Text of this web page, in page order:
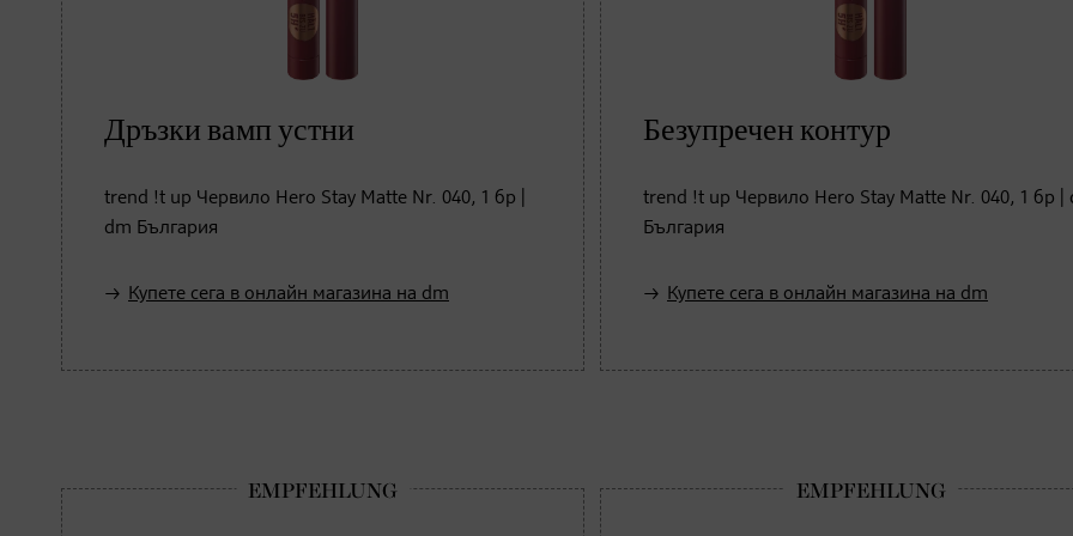
Дръзки вамп устни
trend !t up Червило Hero Stay Matte Nr. 040, 1 бр |
dm България
Купете сега в онлайн магазина на dm
Безупречен контур
trend !t up Червило Hero Stay Matte Nr. 040, 1 бр |
България
Купете сега в онлайн магазина на dm